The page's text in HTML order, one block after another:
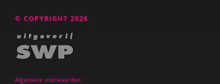
Pauline Dougle
© COPYRIGHT 2026
Algemene voorwaarden